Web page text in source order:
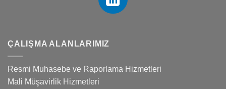
ÇALIŞMA ALANLARIMIZ
Resmi Muhasebe ve Raporlama Hizmetleri
Mali Müşavirlik Hizmetleri